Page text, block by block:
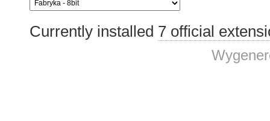
Currently installed 7 official